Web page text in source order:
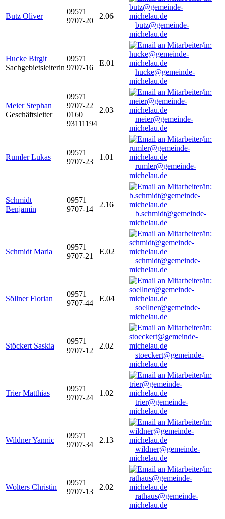
Butz Oliver
09571
9707-20
2.06
butz@gemeinde-
michelau.de
Hucke Birgit
Sachgebietsleiterin
09571
9707-16
E.01
hucke@gemeinde-
michelau.de
Meier Stephan
Geschäftsleiter
09571
9707-22
0160
93111194
2.03
meier@gemeinde-
michelau.de
Rumler Lukas
09571
9707-23
1.01
rumler@gemeinde-
michelau.de
Schmidt
Benjamin
09571
9707-14
2.16
b.schmidt@gemeinde-
michelau.de
Schmidt Maria
09571
9707-21
E.02
schmidt@gemeinde-
michelau.de
Söllner Florian
09571
9707-44
E.04
soellner@gemeinde-
michelau.de
Stöckert Saskia
09571
9707-12
2.02
stoeckert@gemeinde-
michelau.de
Trier Matthias
09571
9707-24
1.02
trier@gemeinde-
michelau.de
Wildner Yannic
09571
9707-34
2.13
wildner@gemeinde-
michelau.de
Wolters Christin
09571
9707-13
2.02
rathaus@gemeinde-
michelau.de